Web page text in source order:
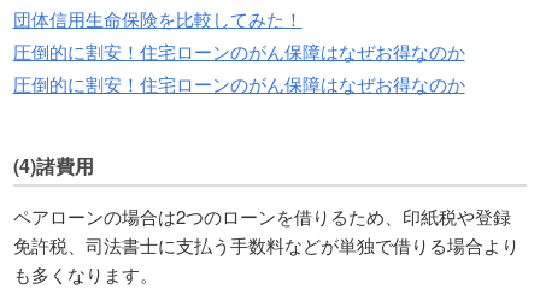
団体信用生命保険を比較してみた！
圧倒的に割安！住宅ローンのがん保障はなぜお得なのか
圧倒的に割安！住宅ローンのがん保障はなぜお得なのか
(4)諸費用
ペアローンの場合は2つのローンを借りるため、印紙税や登録
免許税、司法書士に支払う手数料などが単独で借りる場合より
も多くなります。